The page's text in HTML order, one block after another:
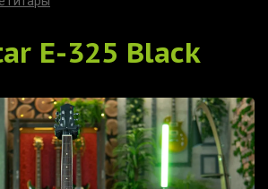
E-325 Black